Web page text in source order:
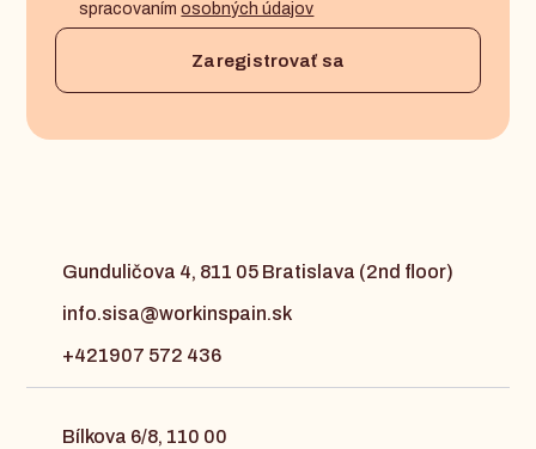
spracovanímosobných údajov
Gunduličova 4, 811 05 Bratislava (2nd floor)
info.sisa@workinspain.sk
+421907 572 436
Bílkova 6/8, 110 00